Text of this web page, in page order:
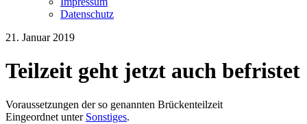
Datenschutz
21. Januar 2019
Teilzeit geht jetzt auch befristet
Voraussetzungen der so genannten Brückenteilzeit
Eingeordnet unter Sonstiges.